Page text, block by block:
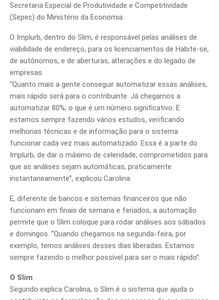
Secretaria Especial de Produtividade e Competitividade
(Sepec) do Ministério da Economia.
O Implurb, dentro do Slim, é responsável pelas análises de
viabilidade de endereço, para os licenciamentos de Habite-se,
de autônomos, e de aberturas, alterações e do legado de
empresas.
“Quanto mais a gente conseguir automatizar essas análises,
mais rápido será para o contribuinte. Já chegamos a
automatizar 80%, o que é um número significativo. E
estamos sempre fazendo vários estudos, verificando
melhorias técnicas e de informação para o sistema
funcionar cada vez mais automatizado. Essa é a parte do
Implurb, de dar o máximo de celeridade, comprometidos para
que as análises sejam automáticas, praticamente
instantaneamente”, explicou Carolina.
E, diferente de bancos e sistemas financeiros que não
funcionam em finais de semana e feriados, a automação
permite que o Slim coloque para rodar análises aos sábados
e domingos. “Quando chegamos na segunda-feira, por
exemplo, temos análises desses dias liberadas. Estamos
sempre fazendo o melhor possível para ser o mais rápido”.
O Slim
Segundo explica Carolina, o Slim é o sistema que ajuda o